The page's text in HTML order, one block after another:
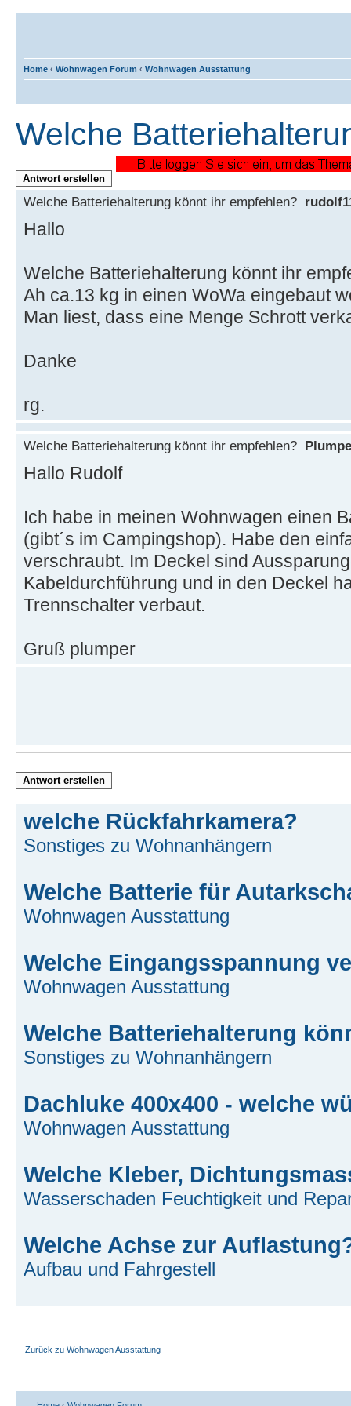
Home ‹ Wohnwagen Forum ‹ Wohnwagen Ausstattung
Welche
Antwort erstellen
Welche Batteriehalterung könnt ihr empfehlen?
Hallo
Welche Batteriehalterung könnt ihr
Ah ca.13 kg in einen WoWa eingebaut
Man liest, dass eine Menge Schrott
Danke
rg.
Welche Batteriehalterung könnt ihr empfehlen?
Hallo Rudolf
Ich habe in meinen Wohnwagen einen
(gibt´s im Campingshop). Habe den
verschraubt. Im Deckel sind
Kabeldurchführung und in den Deckel
Trennschalter verbaut.
Gruß plumper
Antwort erstellen
welche Rückfahrkamera?
Sonstiges zu Wohnanhängern
Welche Batterie für
Wohnwagen Ausstattung
Welche Eingangsspannung
Wohnwagen Ausstattung
Welche Batteriehalterung
Sonstiges zu Wohnanhängern
Dachluke 400x400 - welche
Wohnwagen Ausstattung
Welche Kleber,
Wasserschaden Feuchtigkeit und
Welche Achse zur
Aufbau und Fahrgestell
Zurück zu Wohnwagen Ausstattung